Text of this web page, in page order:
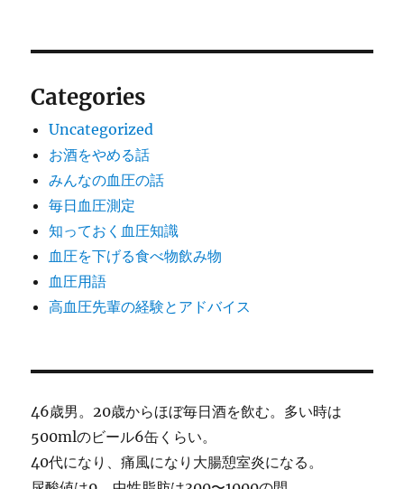
Categories
Uncategorized
お酒をやめる話
みんなの血圧の話
毎日血圧測定
知っておく血圧知識
血圧を下げる食べ物飲み物
血圧用語
高血圧先輩の経験とアドバイス
46歳男。20歳からほぼ毎日酒を飲む。多い時は
500mlのビール6缶くらい。
40代になり、痛風になり大腸憩室炎になる。